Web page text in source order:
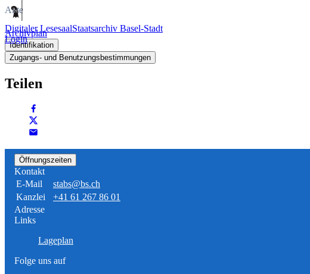
Digitaler LesesaalStaatsarchiv Basel-Stadt
Login
Akte
Archivplan
Identifikation
Zugangs- und Benutzungsbestimmungen
Teilen
Öffnungszeiten
Kontakt
E-Mail
stabs@bs.ch
Kanzlei
+41 61 267 86 01
Adresse
Links
Lageplan
Folge uns auf